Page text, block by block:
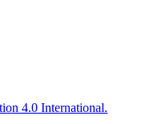
4.0 International.